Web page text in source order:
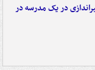
در یک مدرسه در